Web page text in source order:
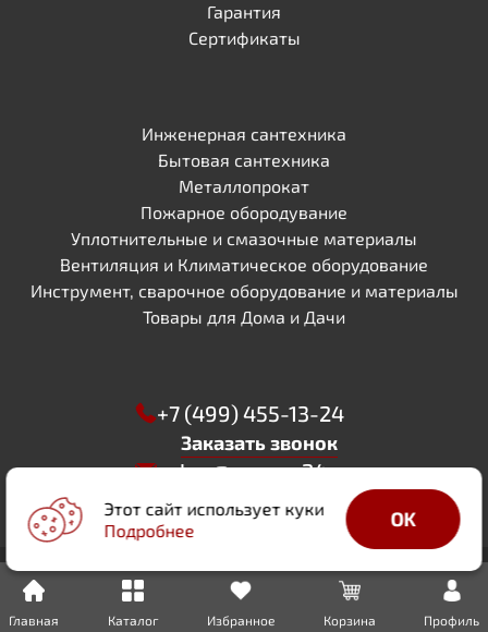
Главная Каталог Избранное Корзина Профиль
Гарантия
Сертификаты
Инженерная сантехника
Бытовая сантехника
Металлопрокат
Пожарное обородувание
Уплотнительные и смазочные материалы
Вентиляция и Климатическое оборудование
Инструмент, сварочное оборудование и материалы
Товары для Дома и Дачи
+7 (499) 455-13-24
Заказать звонок
zakaz@sapsan24.ru
WhatsApp
Телеграм
ИНН 5029256244 КПП 502901001
ОГРН 1205000052421
Мытищи, ул. Академика Каргина 35 а , офис 35
Все права защищены, 2026Политика
РАЗРАБОТАНО
«DIGITAL DUKE»
Этот сайт использует куки
Подробнее
OK